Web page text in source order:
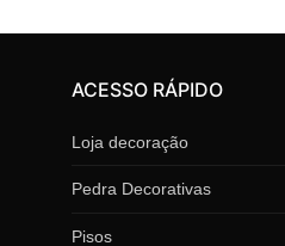
ACESSO RÁPIDO
Loja decoração
Pedra Decorativas
Pisos